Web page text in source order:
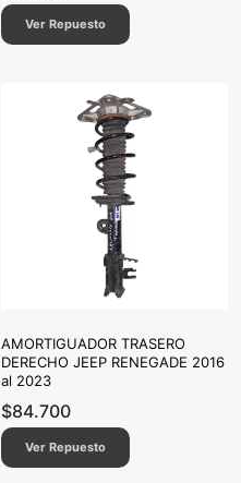
Ver Repuesto
AMORTIGUADOR TRASERO
DERECHO JEEP RENEGADE 2016
al 2023
$84.700
Ver Repuesto